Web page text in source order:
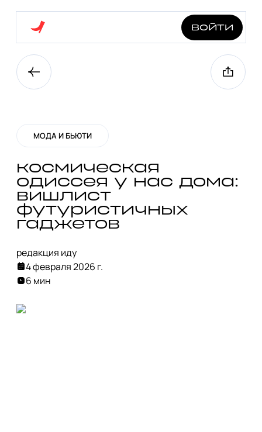
войти
МОДА И БЬЮТИ
космическая
одиссея у нас дома:
вишлист
футуристичных
гаджетов
редакция иду
4 февраля 2026 г.
6 мин